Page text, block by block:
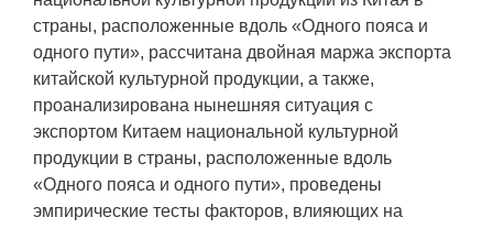
страны, расположенные вдоль «Одного пояса и
одного пути», рассчитана двойная маржа экспорта
китайской культурной продукции, а также,
проанализирована нынешняя ситуация с
экспортом Китаем национальной культурной
продукции в страны, расположенные вдоль
«Одного пояса и одного пути», проведены
эмпирические тесты факторов, влияющих на